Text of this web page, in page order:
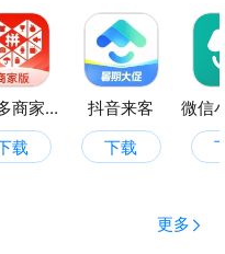
需购买高级版本，轻松
价6元以上，让您大幅
买后直到合同用完为
的业务需求，提升合
拼多多商家版
载
抖音来客
下载
更多